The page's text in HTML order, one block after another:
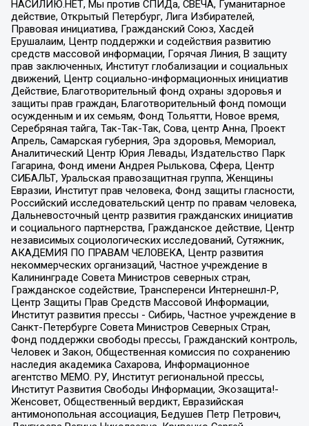
НАСИЛИЮ.НЕТ, Мы против СПИДа, СВЕЧА, Гуманитарное
действие, Открытый Петербург, Лига Избирателей,
Правовая инициатива, Гражданский Союз, Хасдей
Ерушалаим, Центр поддержки и содействия развитию
средств массовой информации, Горячая Линия, В защиту
прав заключенных, Институт глобализации и социальных
движений, Центр социально-информационных инициатив
Действие, Благотворительный фонд охраны здоровья и
защиты прав граждан, Благотворительный фонд помощи
осужденным и их семьям, Фонд Тольятти, Новое время,
Серебряная тайга, Так-Так-Так, Сова, центр Анна, Проект
Апрель, Самарская губерния, Эра здоровья, Мемориал,
Аналитический Центр Юрия Левады, Издательство Парк
Гагарина, Фонд имени Андрея Рылькова, Сфера, Центр
СИБАЛЬТ, Уральская правозащитная группа, Женщины
Евразии, Институт прав человека, Фонд защиты гласности,
Российский исследовательский центр по правам человека,
Дальневосточный центр развития гражданских инициатив
и социального партнерства, Гражданское действие, Центр
независимых социологических исследований, Сутяжник,
АКАДЕМИЯ ПО ПРАВАМ ЧЕЛОВЕКА, Центр развития
некоммерческих организаций, Частное учреждение в
Калининграде Совета Министров северных стран,
Гражданское содействие, Трансперенси Интернешнл-Р,
Центр Защиты Прав Средств Массовой Информации,
Институт развития прессы - Сибирь, Частное учреждение в
Санкт-Петербурге Совета Министров Северных Стран,
Фонд поддержки свободы прессы, Гражданский контроль,
Человек и Закон, Общественная комиссия по сохранению
наследия академика Сахарова, Информационное
агентство МЕМО. РУ, Институт региональной прессы,
Институт Развития Свободы Информации, Экозащита!-
Женсовет, Общественный вердикт, Евразийская
антимонопольная ассоциация, Бедушев Петр Петрович,